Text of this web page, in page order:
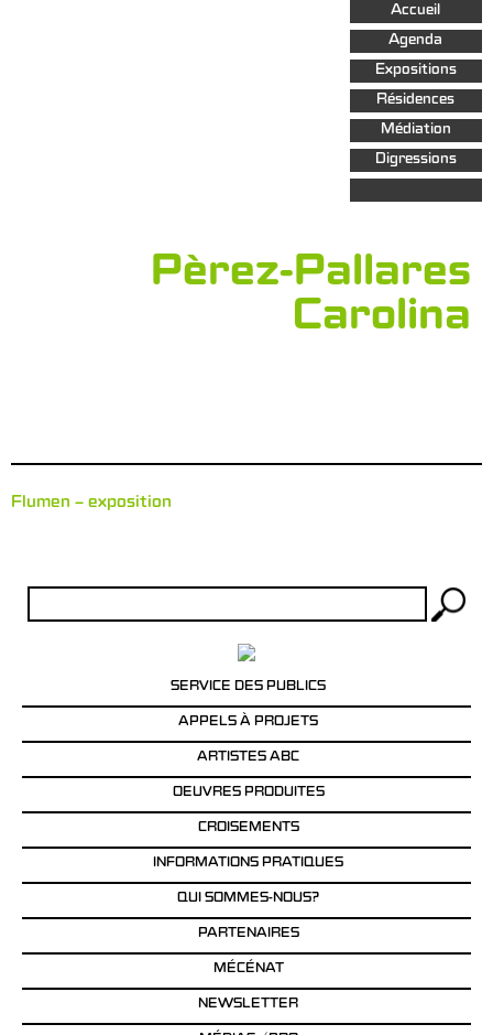
Aller au
contenu
principal
Accueil
Agenda
Expositions
Résidences
Médiation
Digressions
Pèrez-Pallares
Carolina
Flumen – exposition
SERVICE DES PUBLICS
APPELS À PROJETS
ARTISTES ABC
OEUVRES PRODUITES
CROISEMENTS
INFORMATIONS PRATIQUES
QUI SOMMES-NOUS?
PARTENAIRES
MÉCÉNAT
NEWSLETTER